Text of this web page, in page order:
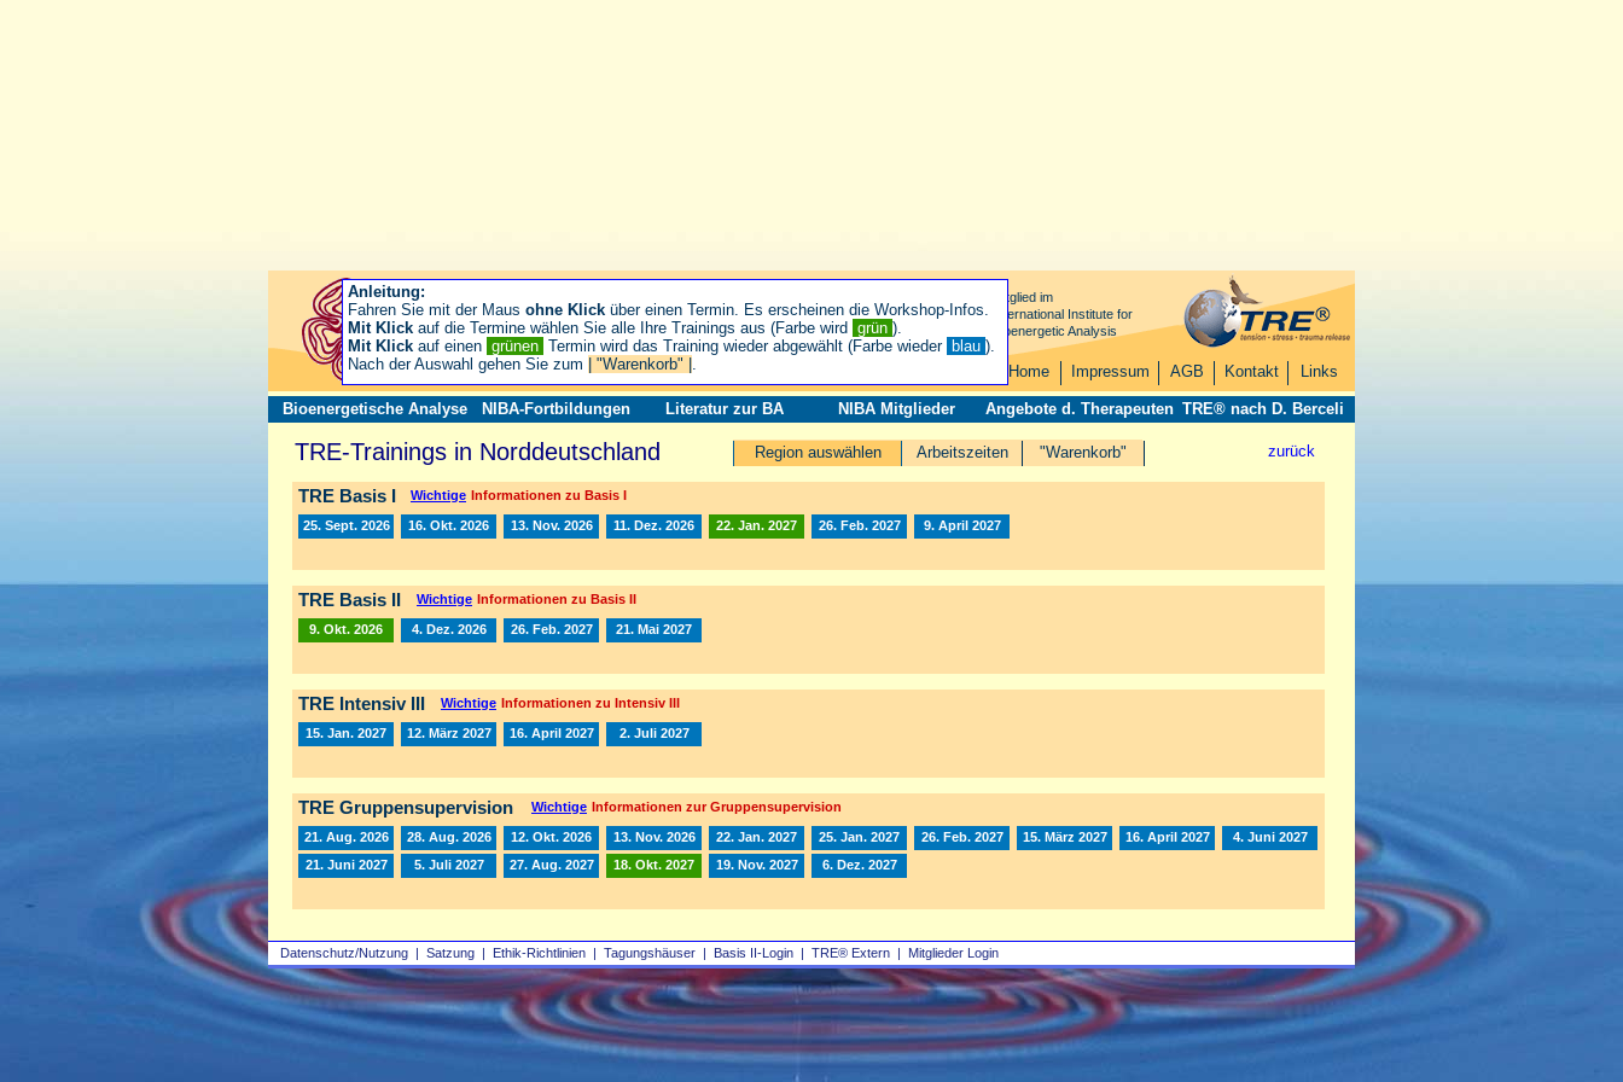
Datenschutz/Nutzung | Satzung | Ethik-Richtlinien | Tagungshäuser | Basis II‑Login | TRE® Extern | Mitglieder Login
Mitglied im
International Institute for
Bioenergetic Analysis
Home Impressum AGB Kontakt Links
Bioenergetische Analyse NIBA-Fortbildungen Literatur zur BA NIBA Mitglieder Angebote d. Therapeuten TRE® nach D. Berceli
zurück
Arbeitszeiten "Warenkorb"
TRE-Trainings in Norddeutschland Region auswählen
TRE Basis I Wichtige Informationen zu Basis I
25. Sept. 2026 16. Okt. 2026 13. Nov. 2026 11. Dez. 2026 22. Jan. 2027 26. Feb. 2027 9. April 2027
TRE Basis II Wichtige Informationen zu Basis II
9. Okt. 2026 4. Dez. 2026 26. Feb. 2027 21. Mai 2027
TRE Intensiv III Wichtige Informationen zu Intensiv III
15. Jan. 2027 12. März 2027 16. April 2027 2. Juli 2027
TRE Gruppensupervision Wichtige Informationen zur Gruppensupervision
21. Aug. 2026 28. Aug. 2026 12. Okt. 2026 13. Nov. 2026 22. Jan. 2027 25. Jan. 2027 26. Feb. 2027 15. März 2027 16. April 2027
4. Juni 2027
21. Juni 2027
5. Juli 2027 27. Aug. 2027 18. Okt. 2027 19. Nov. 2027 6. Dez. 2027
Anleitung:
Fahren Sie mit der Maus ohne Klick über einen Termin. Es erscheinen die Workshop-Infos.
Mit Klick auf die Termine wählen Sie alle Ihre Trainings aus (Farbe wird grün ).
Mit Klick auf einen grünen Termin wird das Training wieder abgewählt (Farbe wieder blau ).
Nach der Auswahl gehen Sie zum
| "Warenkorb" | .